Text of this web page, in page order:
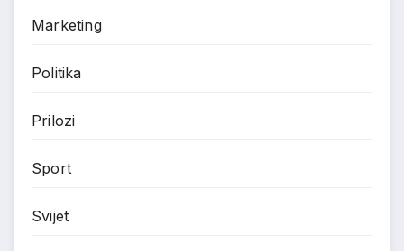
Marketing
Politika
Prilozi
Sport
Svijet